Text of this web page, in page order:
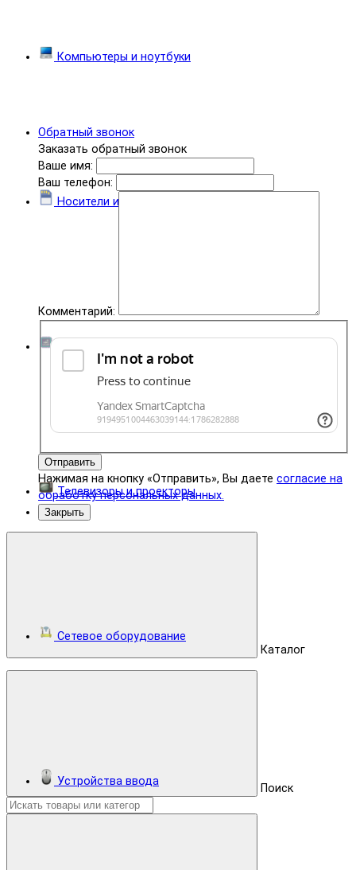
Обратный звонок
Заказать обратный звонок
Ваше имя:
Ваш телефон:
Комментарий:
Отправить
Нажимая на кнопку «Отправить», Вы даете согласие на
обработку персональных данных.
Закрыть
Каталог
Поиск
Компьютеры и ноутбуки
Носители информации
Комплектующие
Телевизоры и проекторы
Сетевое оборудование
Устройства ввода